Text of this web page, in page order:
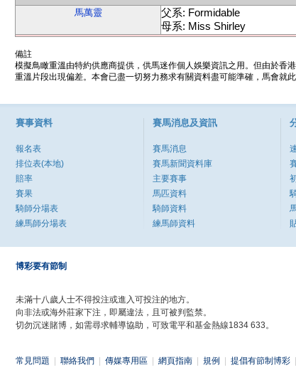
馬萬靈
父系: Formidable
母系: Miss Shirley
備註
模擬鳥瞰重溫由特約供應商提供，供馬迷作個人娛樂資訊之用。但由於香
重溫片段出現偏差。本會已盡一切努力務求有關資料盡可能準確，馬會就
賽事資料
報名表
排位表(本地)
賠率
賽果
騎師分場表
練馬師分場表
賽馬消息及資訊
賽馬消息
賽馬新聞資料庫
主要賽事
馬匹資料
騎師資料
練馬師資料
博彩要有節制
未滿十八歲人士不得投注或進入可投注的地方。
向非法或海外莊家下注，即屬違法，且可被判監禁。
切勿沉迷賭博，如需尋求輔導協助，可致電平和基金熱線1834 633。
常見問題 聯絡我們 傳媒專用區 網頁指南 規例 提倡有節制博彩